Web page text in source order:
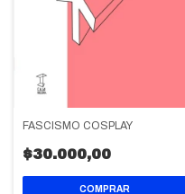
FASCISMO COSPLAY
$30.000,00